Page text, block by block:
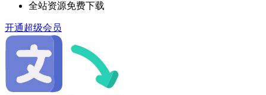
全站资源免费下载
开通超级会员